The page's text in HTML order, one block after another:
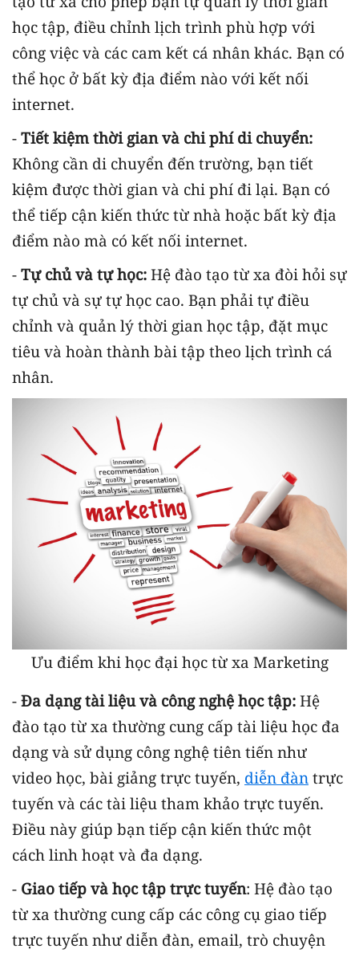
học tập, điều chỉnh lịch trình phù hợp với
công việc và các cam kết cá nhân khác. Bạn có
thể học ở bất kỳ địa điểm nào với kết nối
internet.
- Tiết kiệm thời gian và chi phí di chuyển:
Không cần di chuyển đến trường, bạn tiết
kiệm được thời gian và chi phí đi lại. Bạn có
thể tiếp cận kiến thức từ nhà hoặc bất kỳ địa
điểm nào mà có kết nối internet.
- Tự chủ và tự học: Hệ đào tạo từ xa đòi hỏi sự
tự chủ và sự tự học cao. Bạn phải tự điều
chỉnh và quản lý thời gian học tập, đặt mục
tiêu và hoàn thành bài tập theo lịch trình cá
nhân.
Ưu điểm khi học đại học từ xa Marketing
- Đa dạng tài liệu và công nghệ học tập: Hệ
đào tạo từ xa thường cung cấp tài liệu học đa
dạng và sử dụng công nghệ tiên tiến như
video học, bài giảng trực tuyến, diễn đàn trực
tuyến và các tài liệu tham khảo trực tuyến.
Điều này giúp bạn tiếp cận kiến thức một
cách linh hoạt và đa dạng.
- Giao tiếp và học tập trực tuyến: Hệ đào tạo
từ xa thường cung cấp các công cụ giao tiếp
trực tuyến như diễn đàn, email, trò chuyện